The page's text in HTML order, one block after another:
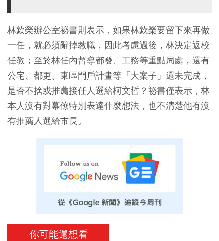
林欽榮辦公室祕書則表示，如果林欽榮要留下來再做
一任，就必須辭掉教職，因此考慮過後，林決定返校
任教；至於林任內督導都發、工務等重點局處，還有
公宅、都更、東區門戶計畫等「大案子」還未完成，
是否不捨或推薦接任人選給柯文哲？祕書僅表示，林
本人沒有對幕僚特別表達什麼想法，也不清楚他有沒
有推薦人選給市長。
你可能還想看